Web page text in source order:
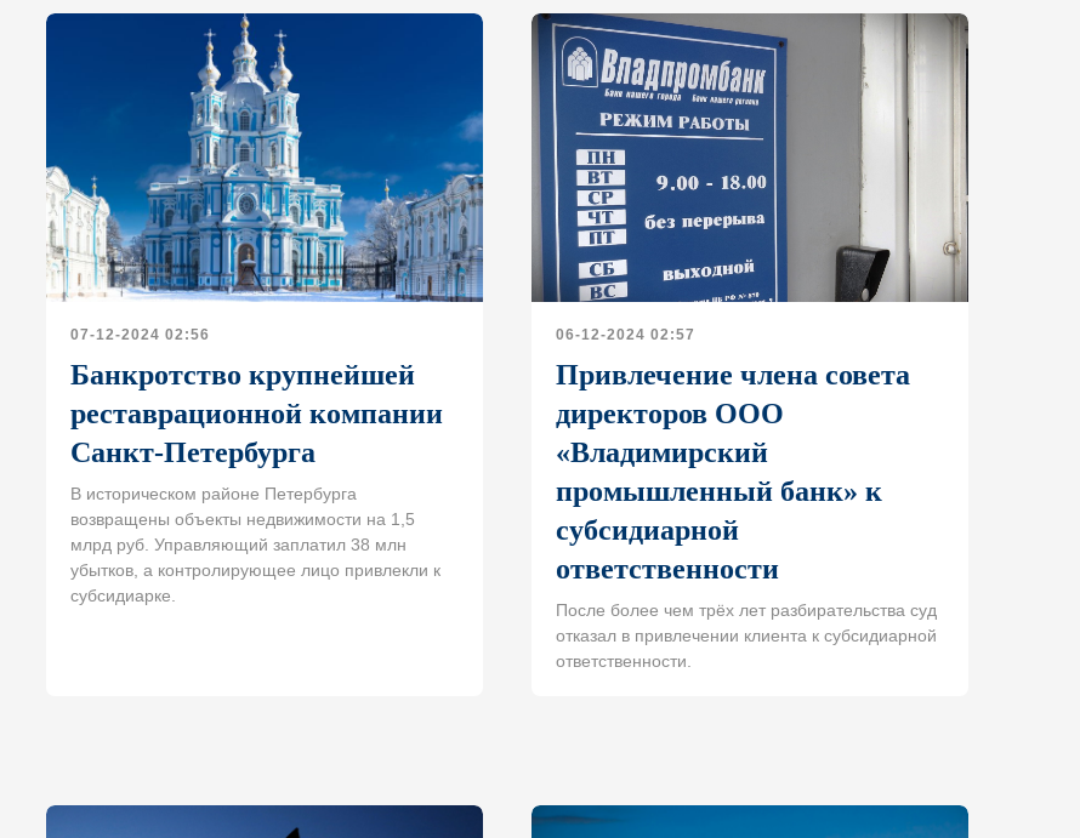
07-12-2024 02:56
Банкротство крупнейшей
реставрационной компании
Санкт-Петербурга
В историческом районе Петербурга
возвращены объекты недвижимости на 1,5
млрд руб. Управляющий заплатил 38 млн
убытков, а контролирующее лицо привлекли к
субсидиарке.
06-12-2024 02:57
Привлечение члена совета
директоров ООО
«Владимирский
промышленный банк» к
субсидиарной
ответственности
После более чем трёх лет разбирательства суд
отказал в привлечении клиента к субсидиарной
ответственности.